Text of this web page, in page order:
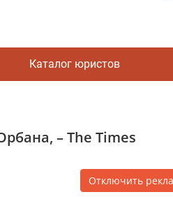
Каталог юристов
– The Times
Отключить